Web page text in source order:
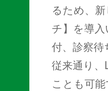
るため、
チ】を導
付、診察
従来通り
ことも可